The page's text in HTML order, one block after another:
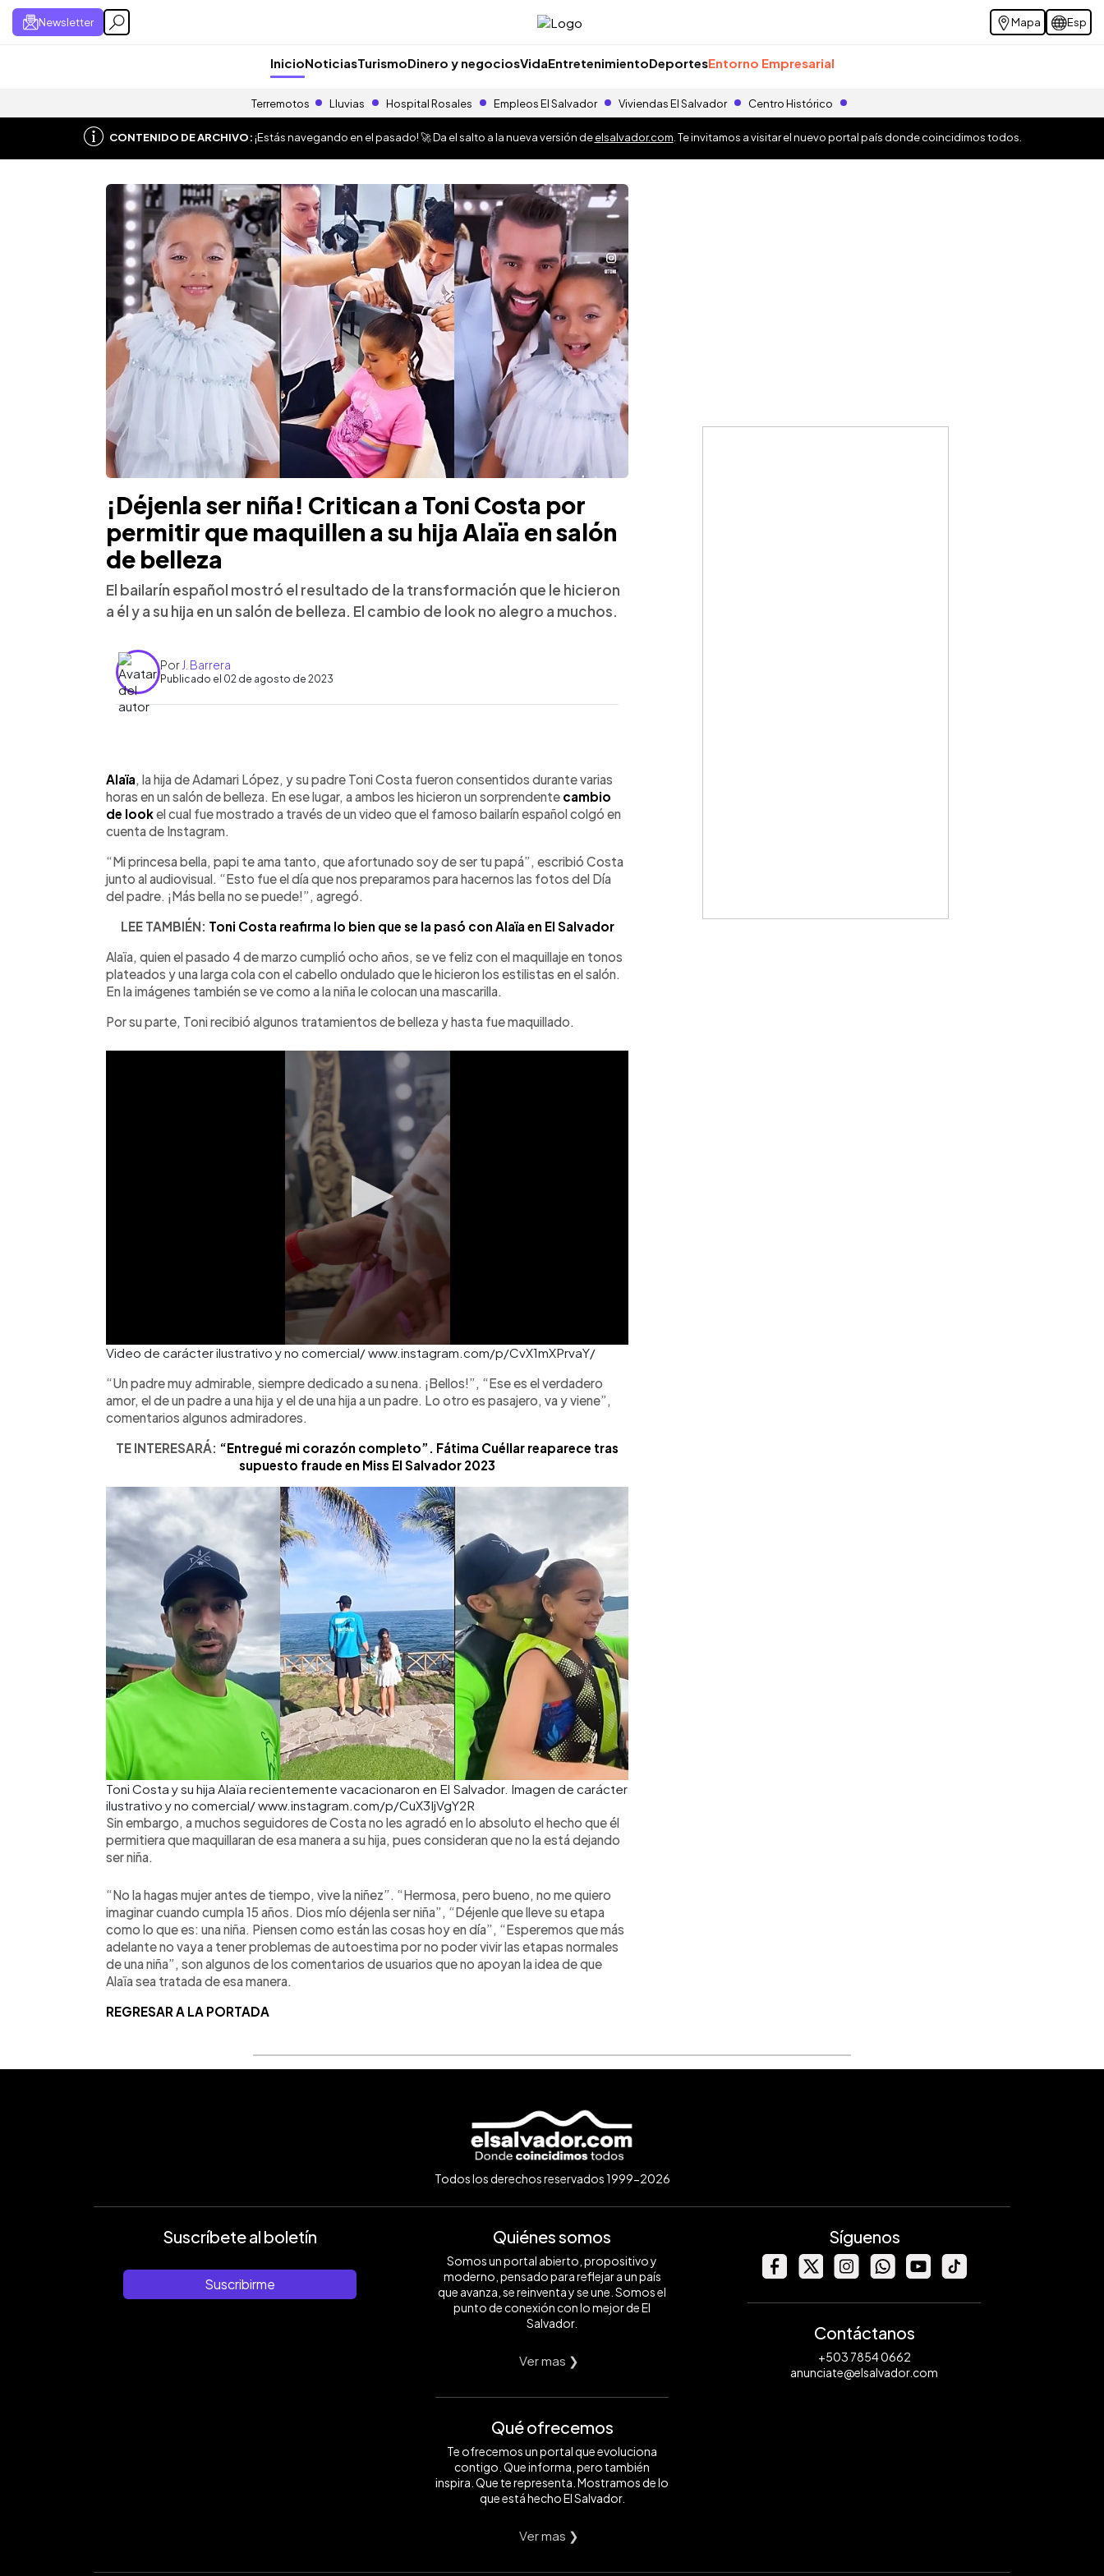
Newsletter Mapa Esp
InicioNoticiasTurismoDinero y negociosVidaEntretenimientoDeportesEntorno Empresarial
Terremotos Lluvias Hospital Rosales Empleos El Salvador Viviendas El Salvador Centro Histórico
CONTENIDO DE ARCHIVO:¡Estás navegando en el pasado! 🚀 Da el salto a la nueva versión deelsalvador.com . Te invitamos a visitar el nuevo portal país donde coincidimos todos.
¡Déjenla ser niña! Critican a Toni Costa por
permitir que maquillen a su hija Alaïa en salón
de belleza
El bailarín español mostró el resultado de la transformación que le hicieron
a él y a su hija en un salón de belleza. El cambio de look no alegro a muchos.
Por J. Barrera
Publicado el 02 de agosto de 2023
► Escuchar artículo
Alaïa , la hija de Adamari López, y su padre Toni Costa fueron consentidos durante varias
horas en un salón de belleza. En ese lugar, a ambos les hicieron un sorprendente cambio
de lookel cual fue mostrado a través de un video que el famoso bailarín español colgó en
cuenta de Instagram.
“Mi princesa bella, papi te ama tanto, que afortunado soy de ser tu papá”, escribió Costa
junto al audiovisual. “Esto fue el día que nos preparamos para hacernos las fotos del Día
del padre. ¡Más bella no se puede!”, agregó.
LEE TAMBIÉN: Toni Costa reafirma lo bien que se la pasó con Alaïa en El Salvador
Alaïa, quien el pasado 4 de marzo cumplió ocho años, se ve feliz con el maquillaje en tonos
plateados y una larga cola con el cabello ondulado que le hicieron los estilistas en el salón.
En la imágenes también se ve como a la niña le colocan una mascarilla.
Por su parte, Toni recibió algunos tratamientos de belleza y hasta fue maquillado.
Video de carácter ilustrativo y no comercial/ www.instagram.com/p/CvX1mXPrvaY/
“Un padre muy admirable, siempre dedicado a su nena. ¡Bellos!”, “Ese es el verdadero
amor, el de un padre a una hija y el de una hija a un padre. Lo otro es pasajero, va y viene”,
comentarios algunos admiradores.
TE INTERESARÁ: “Entregué mi corazón completo”. Fátima Cuéllar reaparece tras
supuesto fraude en Miss El Salvador 2023
Toni Costa y su hija Alaïa recientemente vacacionaron en El Salvador. Imagen de carácter
ilustrativo y no comercial/ www.instagram.com/p/CuX3IjVgY2R
Sin embargo, a muchos seguidores de Costa no les agradó en lo absoluto el hecho que él
permitiera que maquillaran de esa manera a su hija, pues consideran que no la está dejando
ser niña.
“No la hagas mujer antes de tiempo, vive la niñez”. “Hermosa, pero bueno, no me quiero
imaginar cuando cumpla 15 años. Dios mío déjenla ser niña”, “Déjenle que lleve su etapa
como lo que es: una niña. Piensen como están las cosas hoy en día”, “Esperemos que más
adelante no vaya a tener problemas de autoestima por no poder vivir las etapas normales
de una niña”, son algunos de los comentarios de usuarios que no apoyan la idea de que
Alaïa sea tratada de esa manera.
REGRESAR A LA PORTADA
Todos los derechos reservados 1999-2026
Suscríbete al boletín
Suscribirme
Quiénes somos
Somos un portal abierto, propositivo y
moderno, pensado para reflejar a un país
que avanza, se reinventa y se une. Somos el
punto de conexión con lo mejor de El
Salvador.
Ver mas ❯
Qué ofrecemos
Te ofrecemos un portal que evoluciona
contigo. Que informa, pero también
inspira. Que te representa. Mostramos de lo
que está hecho El Salvador.
Ver mas ❯
Síguenos
Contáctanos
+503 7854 0662
anunciate@elsalvador.com